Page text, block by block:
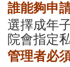
誰能夠申
選擇成年
院會指定
管理者必